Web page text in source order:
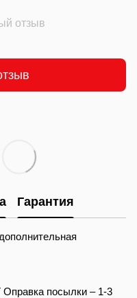
отзыв
Гарантия
Оправка посылки – 1-3